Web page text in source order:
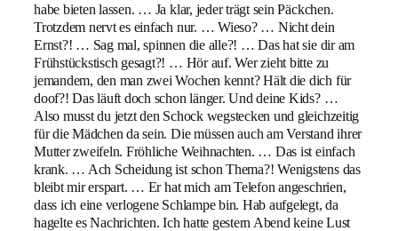
habe bieten lassen. … Ja klar, jeder trägt sein Päckchen.
Trotzdem nervt es einfach nur. … Wieso? … Nicht dein
Ernst?! … Sag mal, spinnen die alle?! … Das hat sie dir am
Frühstückstisch gesagt?! … Hör auf. Wer zieht bitte zu
jemandem, den man zwei Wochen kennt? Hält die dich für
doof?! Das läuft doch schon länger. Und deine Kids? …
Also musst du jetzt den Schock wegstecken und gleichzeitig
für die Mädchen da sein. Die müssen auch am Verstand ihrer
Mutter zweifeln. Fröhliche Weihnachten. … Das ist einfach
krank. … Ach Scheidung ist schon Thema?! Wenigstens das
bleibt mir erspart. … Er hat mich am Telefon angeschrien,
dass ich eine verlogene Schlampe bin. Hab aufgelegt, da
hagelte es Nachrichten. Ich hatte gestern Abend keine Lust